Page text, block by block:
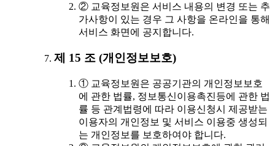
② 교육정보원은 서비스 내용의 변경 또는 추
가사항이 있는 경우 그 사항을 온라인을 통해
서비스 화면에 공지합니다.
제 15 조 (개인정보보호)
① 교육정보원은 공공기관의 개인정보보호
에 관한 법률, 정보통신이용촉진등에 관한 법
률 등 관계법령에 따라 이용신청시 제공받는
이용자의 개인정보 및 서비스 이용중 생성되
는 개인정보를 보호하여야 합니다.